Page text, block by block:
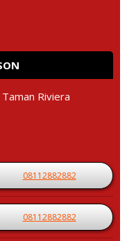
Riviera
08112882882
08112882882